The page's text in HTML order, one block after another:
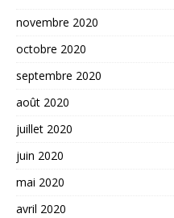
novembre 2020
octobre 2020
septembre 2020
août 2020
juillet 2020
juin 2020
mai 2020
avril 2020